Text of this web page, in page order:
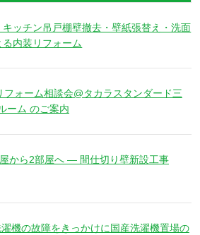
キッチン吊戸棚壁撤去・壁紙張替え・洗面
る内装リフォーム
フォーム相談会@タカラスタンダード三
ーム のご案内
から2部屋へ ― 間仕切り壁新設工事
機の故障をきっかけに国産洗濯機置場の